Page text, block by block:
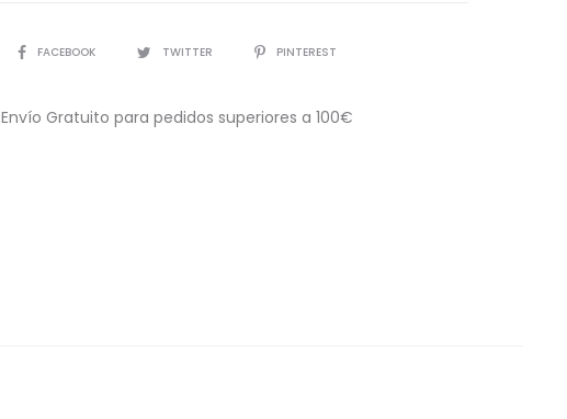
COMPARTIR
FACEBOOK TWITTER PINTEREST
Envío Gratuito para pedidos superiores a 100€